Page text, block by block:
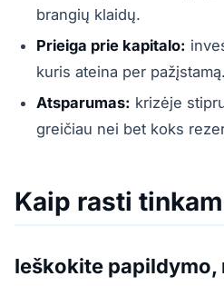
brangių klaidų.
Prieiga prie kapitalo:
kuris ateina per pažįstamą.
Atsparumas: krizėje
greičiau nei bet koks
Kaip rasti
Ieškokite papildymo,